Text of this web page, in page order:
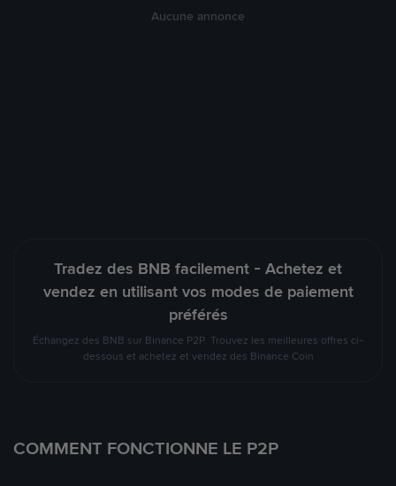
Aucune annonce
Tradez des BNB facilement - Achetez et
vendez en utilisant vos modes de paiement
préférés
Échangez des BNB sur Binance P2P. Trouvez les meilleures offres ci-
dessous et achetez et vendez des Binance Coin
COMMENT FONCTIONNE LE P2P